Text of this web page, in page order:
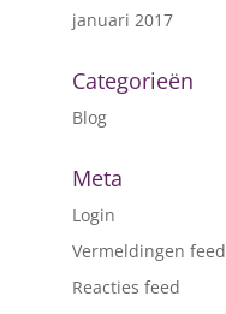
januari 2017
Categorieën
Blog
Meta
Login
Vermeldingen feed
Reacties feed